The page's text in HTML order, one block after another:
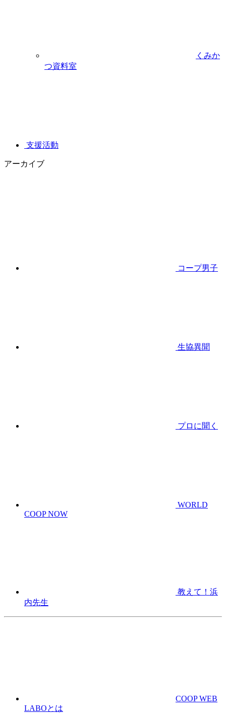
くみか
つ資料室
支援活動
アーカイブ
コープ男子
生協異聞
プロに聞く
WORLD
COOP NOW
教えて！浜
内先生
COOP WEB
LABOとは